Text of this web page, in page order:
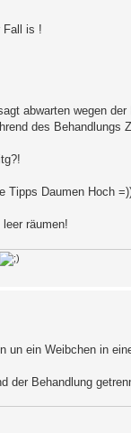
Fall is !
abwarten wegen der
des Behandlungs
Tipps Daumen Hoch
räumen!
un ein Weibchen in
der Behandlung